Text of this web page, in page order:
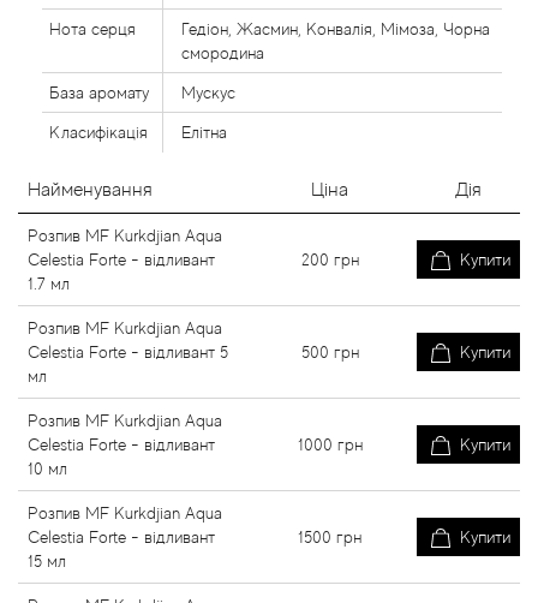
Нота серця
Гедіон, Жасмин, Конвалія, Мімоза, Чорна
смородина
База аромату Мускус
Класифікація Елітна
Найменування Ціна Дія
Розпив MF Kurkdjian Aqua
Celestia Forte - відливант
1.7 мл
200 грн Купити
Розпив MF Kurkdjian Aqua
Celestia Forte - відливант 5
мл
500 грн Купити
Розпив MF Kurkdjian Aqua
Celestia Forte - відливант
10 мл
1000 грн Купити
Розпив MF Kurkdjian Aqua
Celestia Forte - відливант
15 мл
1500 грн Купити